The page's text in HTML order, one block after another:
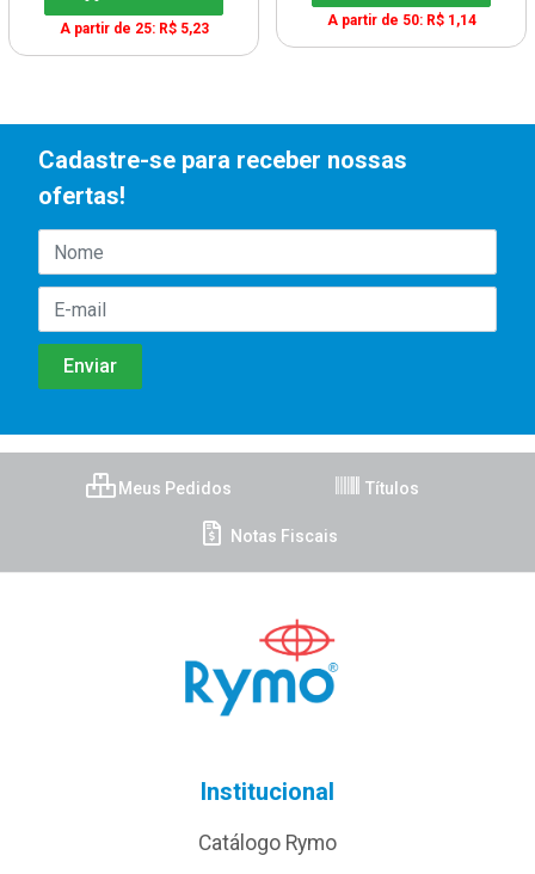
A partir de 25: R$ 5,23 A partir de 50: R$ 1,14
Cadastre-se para receber nossas
ofertas!
Meus Pedidos Títulos
Notas Fiscais
Institucional
Catálogo Rymo